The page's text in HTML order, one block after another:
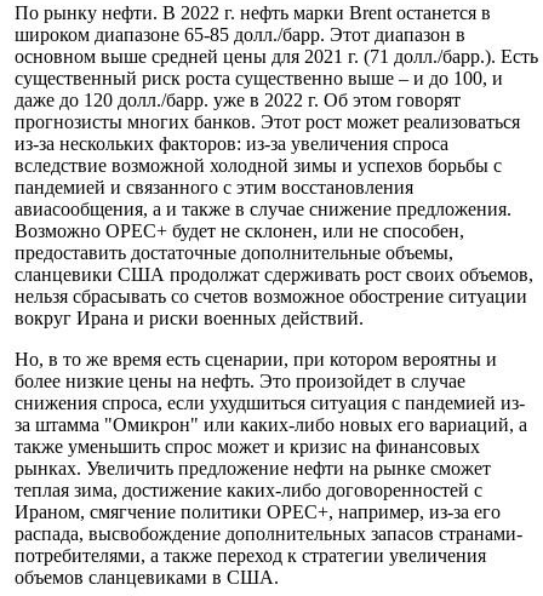
По рынку нефти. В 2022 г. нефть марки Brent останется в
широком диапазоне 65-85 долл./барр. Этот диапазон в
основном выше средней цены для 2021 г. (71 долл./барр.). Есть
существенный риск роста существенно выше – и до 100, и
даже до 120 долл./барр. уже в 2022 г. Об этом говорят
прогнозисты многих банков. Этот рост может реализоваться
из-за нескольких факторов: из-за увеличения спроса
вследствие возможной холодной зимы и успехов борьбы с
пандемией и связанного с этим восстановления
авиасообщения, а и также в случае снижение предложения.
Возможно OPEC+ будет не склонен, или не способен,
предоставить достаточные дополнительные объемы,
сланцевики США продолжат сдерживать рост своих объемов,
нельзя сбрасывать со счетов возможное обострение ситуации
вокруг Ирана и риски военных действий.
Но, в то же время есть сценарии, при котором вероятны и
более низкие цены на нефть. Это произойдет в случае
снижения спроса, если ухудшиться ситуация с пандемией из-
за штамма "Омикрон" или каких-либо новых его вариаций, а
также уменьшить спрос может и кризис на финансовых
рынках. Увеличить предложение нефти на рынке сможет
теплая зима, достижение каких-либо договоренностей с
Ираном, смягчение политики OPEC+, например, из-за его
распада, высвобождение дополнительных запасов странами-
потребителями, а также переход к стратегии увеличения
объемов сланцевиками в США.